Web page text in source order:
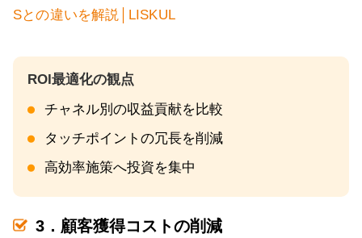
Sとの違いを解説│LISKUL
チャネル別の収益貢献を比較
タッチポイントの冗長を削減
高効率施策へ投資を集中
3．顧客獲得コストの削減